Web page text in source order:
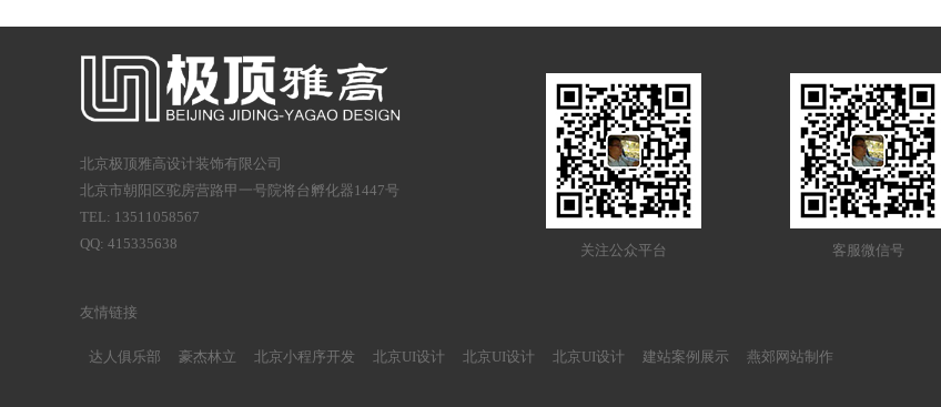
北京极顶雅高设计装饰有限公司
北京市朝阳区驼房营路甲一号院将台孵化器1447号
TEL: 13511058567
QQ: 415335638
关注公众平台 客服微信号
友情链接
达人俱乐部 豪杰林立 北京小程序开发 北京UI设计 北京UI设计 北京UI设计 建站案例展示 燕郊网站制作